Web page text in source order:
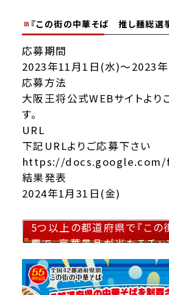
『この街の中華そば 推し麺総選
応募期間
2023年11月1日(水)～2023
応募方法
大阪王将公式WEBサイトより
す。
URL
下記URLよりご応募下さい
https://docs.google.com/
結果発表
2024年1月31日(金)
5つ以上の都道府県で『この
覇で、豪華景品が当たるチャ